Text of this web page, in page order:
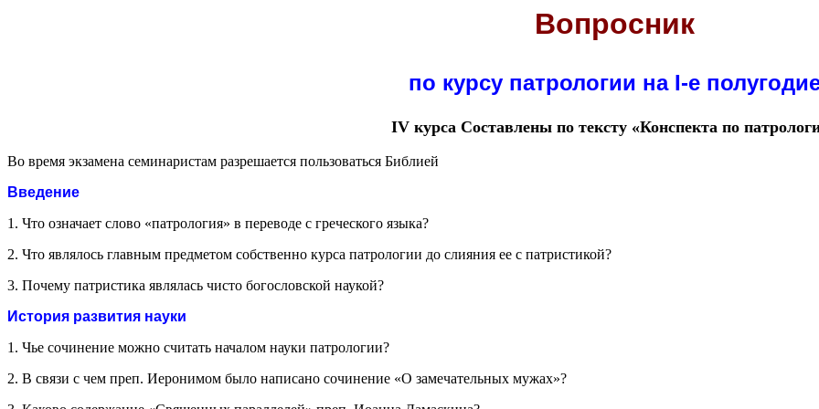
Вопросник
по курсу патрологии на I-е
IV курса Составлены по тексту «Конспекта по
Во время экзамена семинаристам разрешается пользоваться Библией
Введение
1. Что означает слово «патрология» в переводе с греческого языка?
2. Что являлось главным предметом собственно курса патрологии до слияния ее с патристикой?
3. Почему патристика являлась чисто богословской наукой?
История развития науки
1. Чье сочинение можно считать началом науки патрологии?
2. В связи с чем преп. Иеронимом было написано сочинение «О замечательных мужах»?